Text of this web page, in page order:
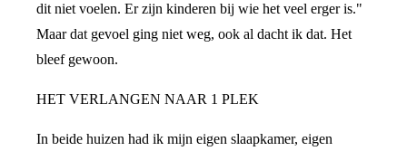
dit niet voelen. Er zijn kinderen bij wie het veel erger is."
Maar dat gevoel ging niet weg, ook al dacht ik dat. Het
bleef gewoon.
HET VERLANGEN NAAR 1 PLEK
In beide huizen had ik mijn eigen slaapkamer, eigen